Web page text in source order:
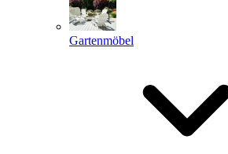
Gartenmöbel